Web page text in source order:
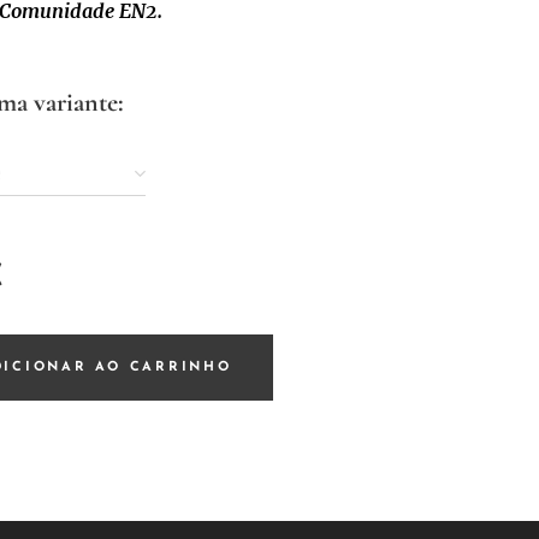
EN2.
variante:
AO CARRINHO